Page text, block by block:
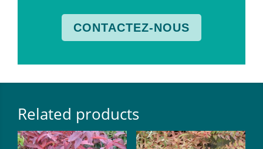
CONTACTEZ-NOUS
Related products